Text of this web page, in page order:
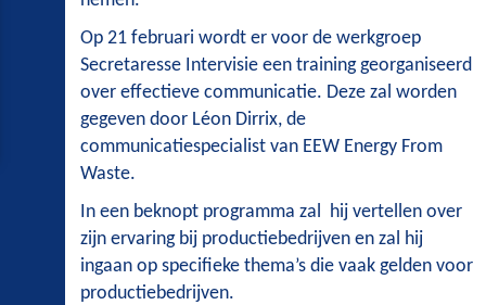
Op 21 februari wordt er voor de werkgroep
Secretaresse Intervisie een training georganiseerd
over effectieve communicatie. Deze zal worden
gegeven door Léon Dirrix, de
communicatiespecialist van EEW Energy From
Waste.
In een beknopt programma zal hij vertellen over
zijn ervaring bij productiebedrijven en zal hij
ingaan op specifieke thema’s die vaak gelden voor
productiebedrijven.